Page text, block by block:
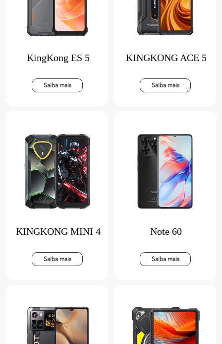
KingKong ES 5
Saiba mais
KINGKONG ACE 5
Saiba mais
KINGKONG MINI 4
Saiba mais
Note 60
Saiba mais